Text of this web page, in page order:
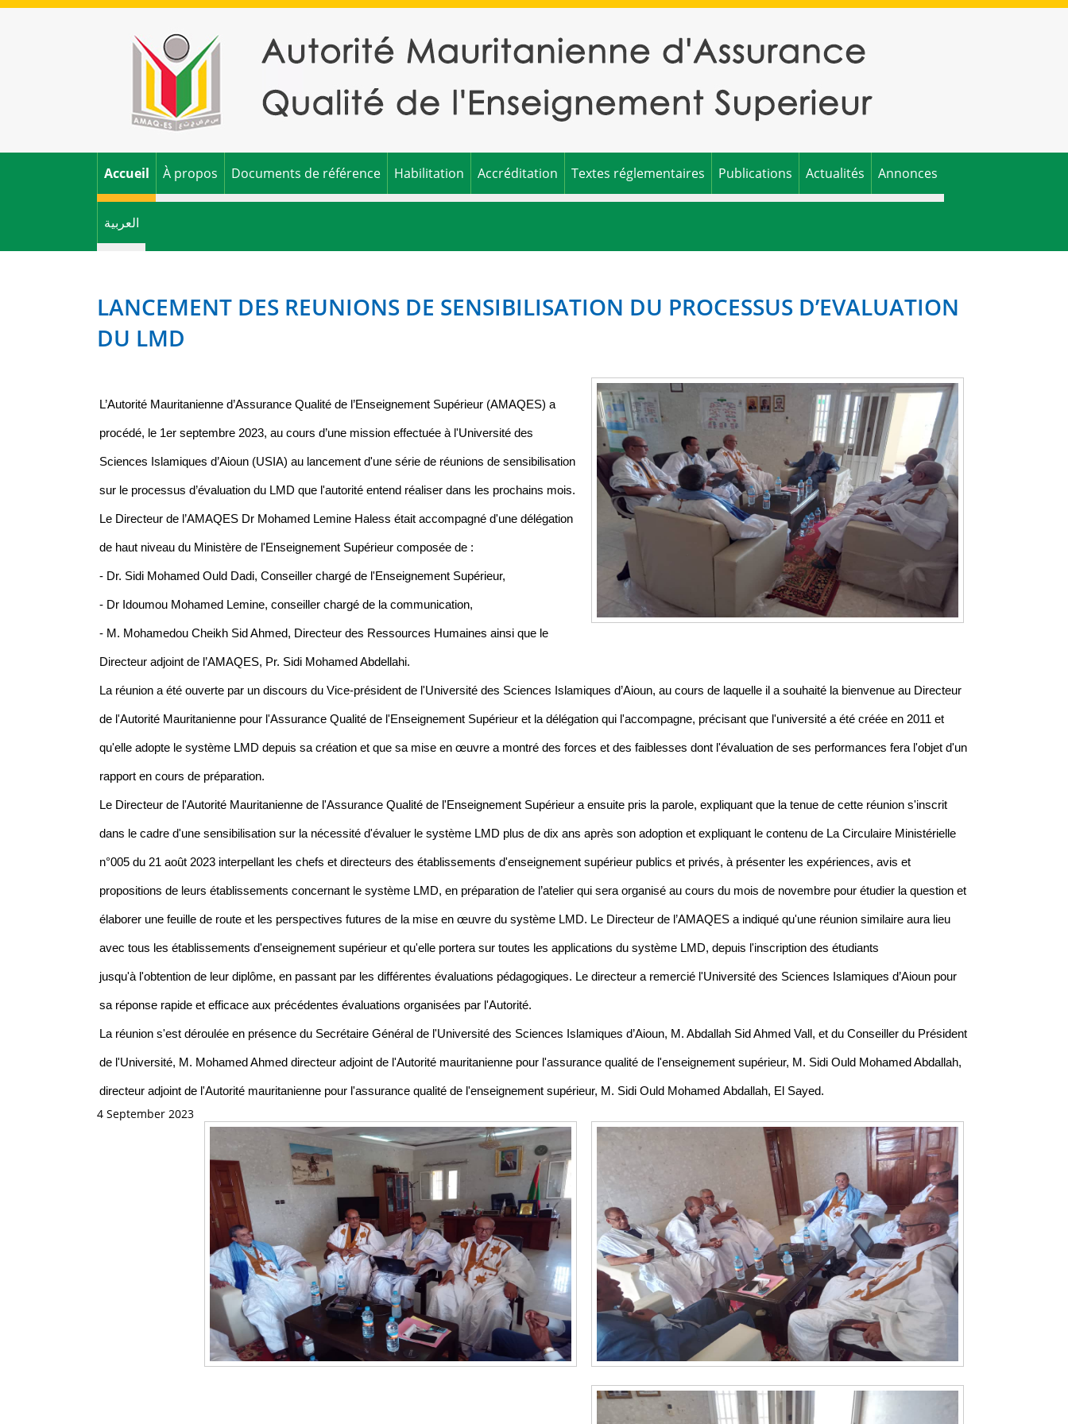
Accueil À propos Documents de référence Habilitation Accréditation Textes réglementaires Publications Actualités Annonces
العربية
LANCEMENT DES REUNIONS DE SENSIBILISATION DU PROCESSUS D’EVALUATION
DU LMD
L’Autorité Mauritanienne d’Assurance Qualité de l’Enseignement Supérieur (AMAQES) a
procédé, le 1er septembre 2023, au cours d’une mission effectuée à l'Université des
Sciences Islamiques d’Aioun (USIA) au lancement d'une série de réunions de sensibilisation
sur le processus d’évaluation du LMD que l'autorité entend réaliser dans les prochains mois.
Le Directeur de l’AMAQES Dr Mohamed Lemine Haless était accompagné d'une délégation
de haut niveau du Ministère de l'Enseignement Supérieur composée de :
- Dr. Sidi Mohamed Ould Dadi, Conseiller chargé de l'Enseignement Supérieur,
- Dr Idoumou Mohamed Lemine, conseiller chargé de la communication,
- M. Mohamedou Cheikh Sid Ahmed, Directeur des Ressources Humaines ainsi que le
Directeur adjoint de l’AMAQES, Pr. Sidi Mohamed Abdellahi.
La réunion a été ouverte par un discours du Vice-président de l'Université des Sciences Islamiques d’Aioun, au cours de laquelle il a souhaité la bienvenue au Directeur
de l'Autorité Mauritanienne pour l'Assurance Qualité de l'Enseignement Supérieur et la délégation qui l'accompagne, précisant que l'université a été créée en 2011 et
qu'elle adopte le système LMD depuis sa création et que sa mise en œuvre a montré des forces et des faiblesses dont l'évaluation de ses performances fera l'objet d'un
rapport en cours de préparation.
Le Directeur de l'Autorité Mauritanienne de l'Assurance Qualité de l'Enseignement Supérieur a ensuite pris la parole, expliquant que la tenue de cette réunion s'inscrit
dans le cadre d'une sensibilisation sur la nécessité d'évaluer le système LMD plus de dix ans après son adoption et expliquant le contenu de La Circulaire Ministérielle
n°005 du 21 août 2023 interpellant les chefs et directeurs des établissements d'enseignement supérieur publics et privés, à présenter les expériences, avis et
propositions de leurs établissements concernant le système LMD, en préparation de l’atelier qui sera organisé au cours du mois de novembre pour étudier la question et
élaborer une feuille de route et les perspectives futures de la mise en œuvre du système LMD. Le Directeur de l’AMAQES a indiqué qu'une réunion similaire aura lieu
avec tous les établissements d'enseignement supérieur et qu'elle portera sur toutes les applications du système LMD, depuis l'inscription des étudiants
jusqu'à l'obtention de leur diplôme, en passant par les différentes évaluations pédagogiques. Le directeur a remercié l'Université des Sciences Islamiques d’Aioun pour
sa réponse rapide et efficace aux précédentes évaluations organisées par l'Autorité.
La réunion s'est déroulée en présence du Secrétaire Général de l'Université des Sciences Islamiques d’Aioun, M. Abdallah Sid Ahmed Vall, et du Conseiller du Président
de l'Université, M. Mohamed Ahmed directeur adjoint de l'Autorité mauritanienne pour l'assurance qualité de l'enseignement supérieur, M. Sidi Ould Mohamed Abdallah,
directeur adjoint de l'Autorité mauritanienne pour l'assurance qualité de l'enseignement supérieur, M. Sidi Ould Mohamed Abdallah, El Sayed.
4 September 2023